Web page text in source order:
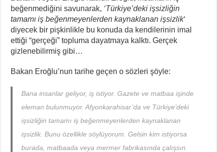
beğenmediğini savunarak, ‘Türkiye’deki işsizliğin
tamamı iş beğenmeyenlerden kaynaklanan işsizlik‘
diyecek bir pişkinlikle bu konuda da kendilerinin imal
ettiği “gerçeği” topluma dayatmaya kalktı. Gerçek
gizlenebilirmiş gibi…
Bakan Eroğlu’nun tarihe geçen o sözleri şöyle:
Bana insanlar geliyor, iş istiyor. Gazete ve matbaa işinde
eleman bulunmuyor. Afyonkarahisar’da ve Türkiye’deki
işsizliğin tamamı iş beğenmeyenlerden kaynaklanan
işsizlik. Bunu özellikle söylüyorum. Gelsin kim istiyorsa
burada, matbaada veya mermer fabrikasında çalışsın.